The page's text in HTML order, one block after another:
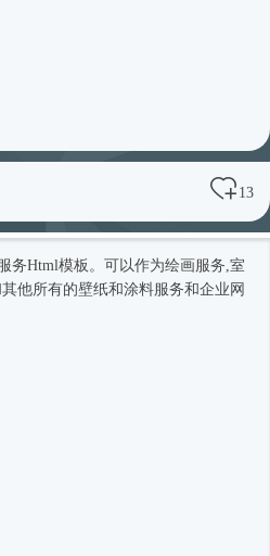
13
务Html模板 。可以作为绘画服务,室
他所有的壁纸和涂料服务和企业网